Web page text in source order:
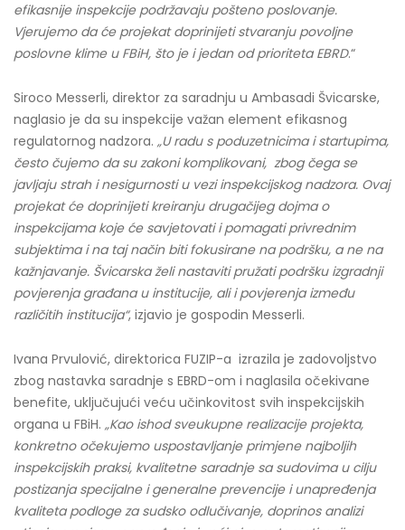
efikasnije inspekcije podržavaju pošteno poslovanje.
Vjerujemo da će projekat doprinijeti stvaranju povoljne
poslovne klime u FBiH, što je i jedan od prioriteta EBRD.“
Siroco Messerli, direktor za saradnju u Ambasadi Švicarske,
naglasio je da su inspekcije važan element efikasnog
regulatornog nadzora. „U radu s poduzetnicima i startupima,
često čujemo da su zakoni komplikovani, zbog čega se
javljaju strah i nesigurnosti u vezi inspekcijskog nadzora. Ovaj
projekat će doprinijeti kreiranju drugačijeg dojma o
inspekcijama koje će savjetovati i pomagati privrednim
subjektima i na taj način biti fokusirane na podršku, a ne na
kažnjavanje. Švicarska želi nastaviti pružati podršku izgradnji
povjerenja građana u institucije, ali i povjerenja između
različitih institucija“, izjavio je gospodin Messerli.
Ivana Prvulović, direktorica FUZIP-a izrazila je zadovoljstvo
zbog nastavka saradnje s EBRD-om i naglasila očekivane
benefite, uključujući veću učinkovitost svih inspekcijskih
organa u FBiH. „Kao ishod sveukupne realizacije projekta,
konkretno očekujemo uspostavljanje primjene najboljih
inspekcijskih praksi, kvalitetne saradnje sa sudovima u cilju
postizanja specijalne i generalne prevencije i unapređenja
kvaliteta podloge za sudsko odlučivanje, doprinos analizi